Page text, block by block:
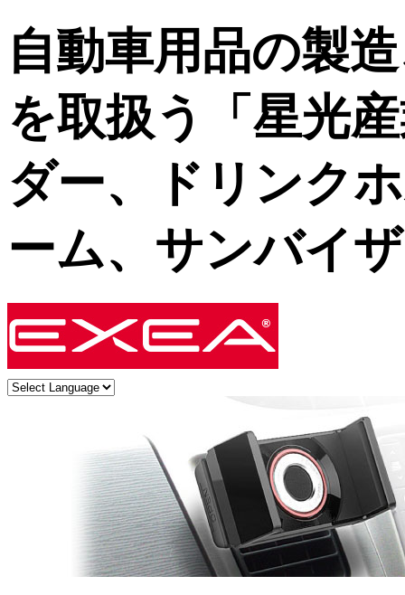
自動車用品の製
を取扱う「星光
ダー、ドリンク
ーム、サンバイ